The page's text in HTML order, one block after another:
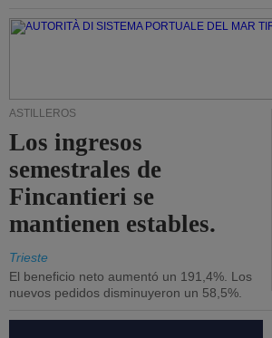
ASTILLEROS
Los ingresos
semestrales de
Fincantieri se
mantienen estables.
Trieste
El beneficio neto aumentó un 191,4%. Los
nuevos pedidos disminuyeron un 58,5%.